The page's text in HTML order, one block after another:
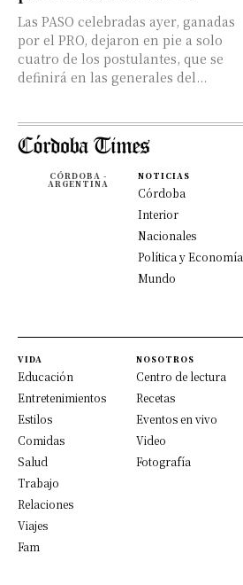
Las PASO celebradas ayer, ganadas
por el PRO, dejaron en pie a solo
cuatro de los postulantes, que se
definirá en las generales del...
CÓRDOBA -
ARGENTINA
NOTICIAS
Córdoba
Interior
Nacionales
Política y Economía
Mundo
VIDA
Educación
Entretenimientos
Estilos
Comidas
Salud
Trabajo
Relaciones
Viajes
Fam
NOSOTROS
Centro de lectura
Recetas
Eventos en vivo
Video
Fotografía